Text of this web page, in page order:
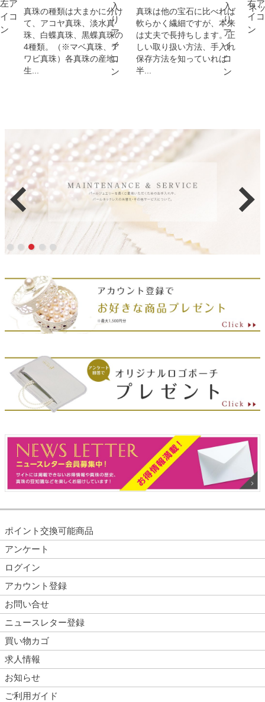
真珠の種類は大まかに分け
て、アコヤ真珠、淡水真
珠、白蝶真珠、黒蝶真珠の
4種類。（※マベ真珠、ア
ワビ真珠）各真珠の産地、
生...
真珠は他の宝石に比べれば
軟らかく繊細ですが、本来
は丈夫で長持ちします。正
しい取り扱い方法、手入れ
保存方法を知っていれば
半...
ネ
ポイント交換可能商品
アンケート
ログイン
アカウント登録
お問い合せ
ニュースレター登録
買い物カゴ
求人情報
お知らせ
ご利用ガイド